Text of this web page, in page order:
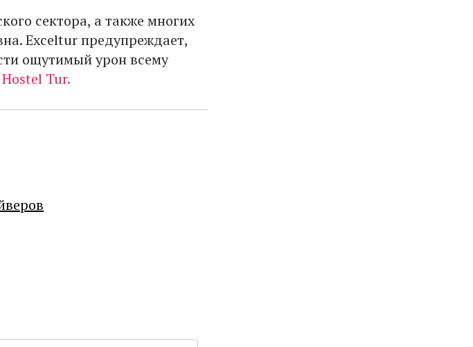
сектора, а также многих
Exceltur предупреждает,
ощутимый урон всему
Hostel Tur.